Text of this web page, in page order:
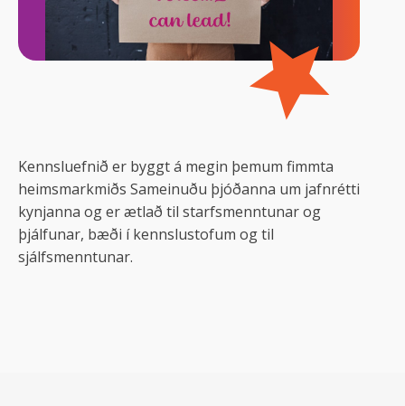
Kennsluefnið er byggt á megin þemum fimmta
heimsmarkmiðs Sameinuðu þjóðanna um jafnrétti
kynjanna og er ætlað til starfsmenntunar og
þjálfunar, bæði í kennslustofum og til
sjálfsmenntunar.